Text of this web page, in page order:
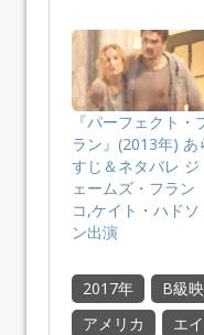
『パーフェクト・
ラン』(2013年) あ
すじ＆ネタバレ ジ
ェームズ・フラン
コ,ケイト・ハドソ
ン出演
2017年 B級
アメリカ
エ